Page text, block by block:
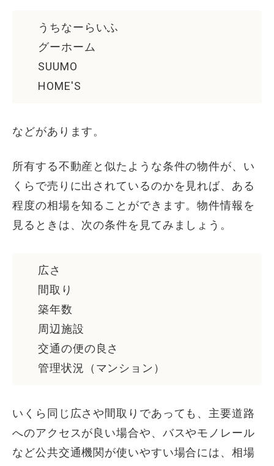
うちなーらいふ
グーホーム
SUUMO
HOME'S
などがあります。
所有する不動産と似たような条件の物件が、い
くらで売りに出されているのかを見れば、ある
程度の相場を知ることができます。物件情報を
見るときは、次の条件を見てみましょう。
広さ
間取り
築年数
周辺施設
交通の便の良さ
管理状況（マンション）
いくら同じ広さや間取りであっても、主要道路
へのアクセスが良い場合や、バスやモノレール
など公共交通機関が使いやすい場合には、相場